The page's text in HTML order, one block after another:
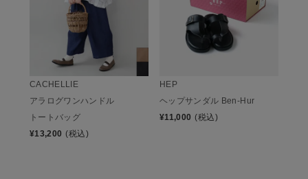
CACHELLIE
アラログワンハンドル
トートバッグ
¥13,200 (税込)
HEP
ヘップサンダル Ben-Hur
¥11,000 (税込)